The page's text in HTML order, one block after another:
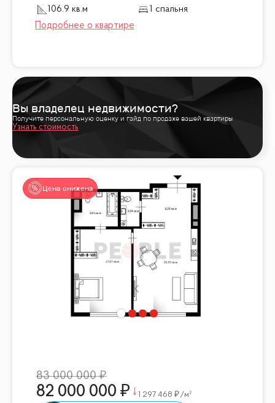
106.9 кв.м
1 спальня
Вы владелец недвижимости?
Получите персональную оценку и гайд по продаже вашей квартиры
Узнать стоимость
Цена снижена
83 000 000
82 000 000 1 297 468 /м²